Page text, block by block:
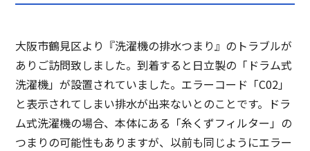
大阪市鶴見区より『洗濯機の排水つまり』のトラブルが
ありご訪問致しました。到着すると日立製の「ドラム式
洗濯機」が設置されていました。エラーコード「C02」
と表示されてしまい排水が出来ないとのことです。ドラ
ム式洗濯機の場合、本体にある「糸くずフィルター」の
つまりの可能性もありますが、以前も同じようにエラー